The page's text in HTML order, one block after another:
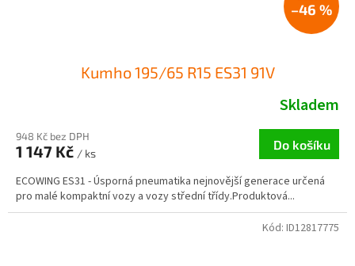
–46 %
Kumho 195/65 R15 ES31 91V
Skladem
948 Kč bez DPH
1 147 Kč / ks
Do košíku
ECOWING ES31 - Úsporná pneumatika nejnovější generace určená
pro malé kompaktní vozy a vozy střední třídy.Produktová...
Kód: ID12817775